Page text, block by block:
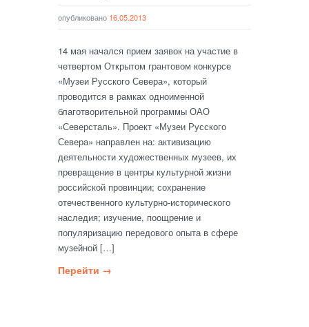
опубликовано 16.05.2013
14 мая начался прием заявок на участие в
четвертом Открытом грантовом конкурсе
«Музеи Русского Севера», который
проводится в рамках одноименной
благотворительной программы ОАО
«Северсталь». Проект «Музеи Русского
Севера» направлен на: активизацию
деятельности художественных музеев, их
превращение в центры культурной жизни
российской провинции; сохранение
отечественного культурно-исторического
наследия; изучение, поощрение и
популяризацию передового опыта в сфере
музейной […]
Перейти →